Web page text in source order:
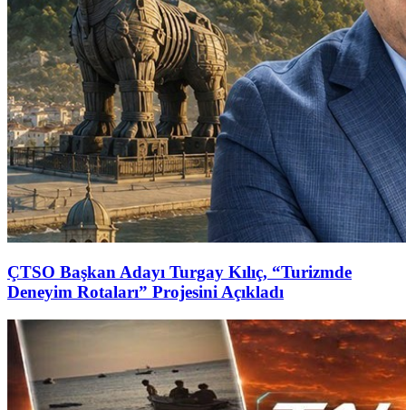
ÇTSO Başkan Adayı Turgay Kılıç, “Turizmde
Deneyim Rotaları” Projesini Açıkladı